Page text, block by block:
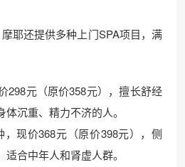
摩耶还提供多种上门SPA项目，满
298元（原价358元），擅长舒经
沉重、精力不济的人。
，现价368元（原价398元），侧
合中年人和肾虚人群。